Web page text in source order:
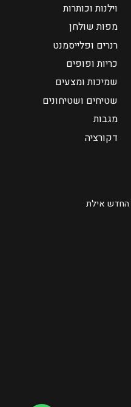
וילנות וכותרות
מפות שולחן
רנרים ופלייסמנט
כריות ופופים
שמיכות ומצעים
שטיחים ושטיחונים
מגבות
דקורציה